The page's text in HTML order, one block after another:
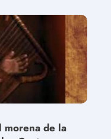
morena de la